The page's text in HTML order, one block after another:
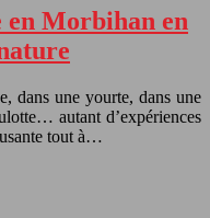
en Morbihan en
dans une yourte, dans une
autant d’expériences
tout à…